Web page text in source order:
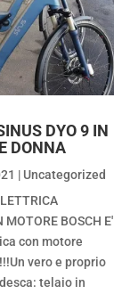
DYO 9 IN
DONNA
| Uncategorized
BOSCH E'
con motore
vero e proprio
telaio in